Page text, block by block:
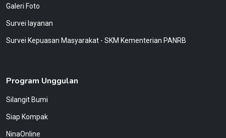
Galeri Foto
Survei layanan
Survei Kepuasan Masyarakat - SKM Kementerian PANRB
Program Unggulan
Silangit Bumi
Siap Kompak
NinaOnline